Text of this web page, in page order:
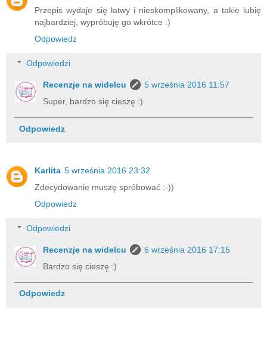
Przepis wydaje się łatwy i nieskomplikowany, a takie lubię
najbardziej, wypróbuję go wkrótce :)
Odpowiedz
Odpowiedzi
Recenzje na widelcu
5 września 2016 11:57
Super, bardzo się cieszę :)
Odpowiedz
Karlita 5 września 2016 23:32
Zdecydowanie muszę spróbować :-))
Odpowiedz
Odpowiedzi
Recenzje na widelcu
6 września 2016 17:15
Bardzo się cieszę :)
Odpowiedz